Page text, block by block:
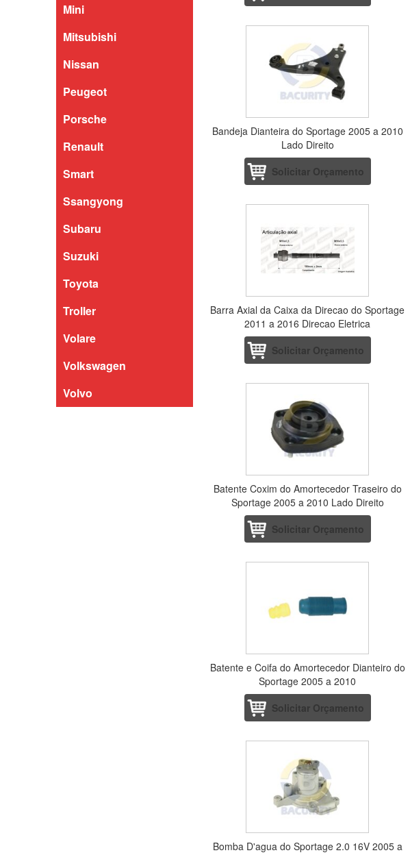
Mini
Mitsubishi
Nissan
Peugeot
Porsche
Renault
Smart
Ssangyong
Subaru
Suzuki
Toyota
Troller
Volare
Volkswagen
Volvo
Bandeja Dianteira do Sportage 2005 a 2010
Lado Direito
Solicitar Orçamento
Barra Axial da Caixa da Direcao do Sportage
2011 a 2016 Direcao Eletrica
Solicitar Orçamento
Batente Coxim do Amortecedor Traseiro do
Sportage 2005 a 2010 Lado Direito
Solicitar Orçamento
Batente e Coifa do Amortecedor Dianteiro do
Sportage 2005 a 2010
Solicitar Orçamento
Bomba D'agua do Sportage 2.0 16V 2005 a